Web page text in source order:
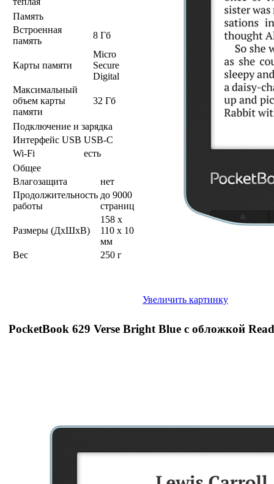
Память
Встроенная
память
8 Гб
Карты памяти
Micro
Secure
Digital
Максимальный
объем карты
памяти
32 Гб
Подключение и зарядка
Интерфейс USB USB-C
Wi-Fi
есть
Общее
Влагозащита
нет
Продолжительность
работы
до 9000
страниц
Размеры (ДхШхВ)
158 x
110 x 10
мм
Вес
250 г
Увеличить картинку
PocketBook 629 Verse Bright Blue с обложкой